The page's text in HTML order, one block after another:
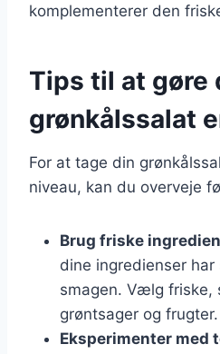
komplementerer den
Tips til at gøre
grønkålssalat
For at tage din
niveau, kan du overveje
Brug friske
dine ingredienser
smagen. Vælg
grøntsager og frugter.
Eksperimenter med